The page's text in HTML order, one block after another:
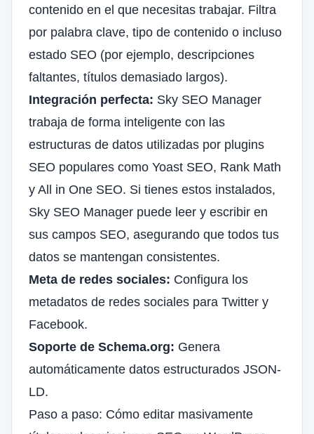
contenido en el que necesitas trabajar. Filtra
por palabra clave, tipo de contenido o incluso
estado SEO (por ejemplo, descripciones
faltantes, títulos demasiado largos).
Integración perfecta: Sky SEO Manager
trabaja de forma inteligente con las
estructuras de datos utilizadas por plugins
SEO populares como Yoast SEO, Rank Math
y All in One SEO. Si tienes estos instalados,
Sky SEO Manager puede leer y escribir en
sus campos SEO, asegurando que todos tus
datos se mantengan consistentes.
Meta de redes sociales: Configura los
metadatos de redes sociales para Twitter y
Facebook.
Soporte de Schema.org: Genera
automáticamente datos estructurados JSON-
LD.
Paso a paso: Cómo editar masivamente